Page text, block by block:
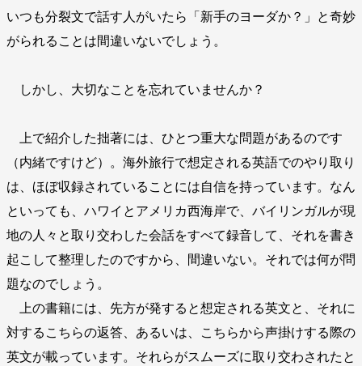
いつも分裂文で話す人がいたら「新手のヨーダか？」と奇妙
がられることは間違いないでしょう。
しかし、大切なことを忘れていませんか？
上で紹介した拙著には、ひとつ重大な問題があるのです
（内緒ですけど）。海外旅行で想定される英語でのやり取り
は、ほぼ収録されていることには自信を持っています。なん
といっても、ハワイとアメリカ西海岸で、バイリンガルが現
地の人々と取り交わした会話をすべて録音して、それを書き
起こして整理したのですから、間違いない。それでは何が問
題なのでしょう。
上の書籍には、先方が発すると想定される英文と、それに
対するこちらの返答、あるいは、こちらから声掛けする際の
英文が載っています。それらがスムーズに取り交わされたと